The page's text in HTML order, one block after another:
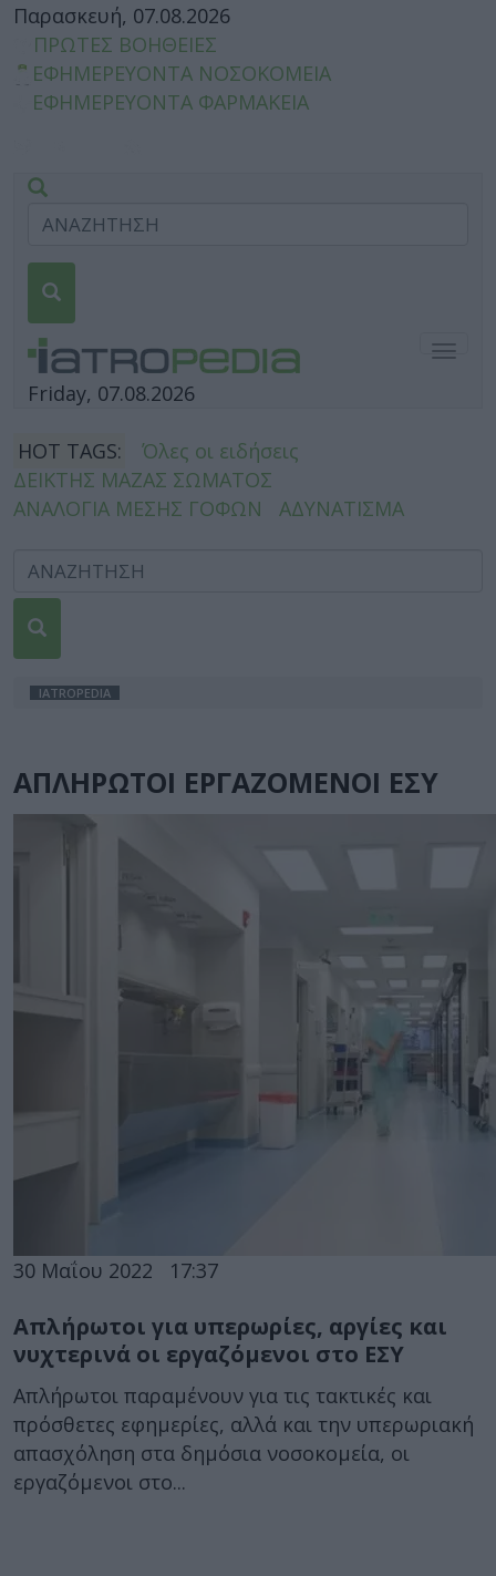
Παρασκευή, 07.08.2026
ΠΡΩΤΕΣ ΒΟΗΘΕΙΕΣ
ΕΦΗΜΕΡΕΥΟΝΤΑ ΝΟΣΟΚΟΜΕΙΑ
ΕΦΗΜΕΡΕΥΟΝΤΑ ΦΑΡΜΑΚΕΙΑ
Friday, 07.08.2026
HOT TAGS:
Όλες οι ειδήσεις
ΔΕΙΚΤΗΣ ΜΑΖΑΣ ΣΩΜΑΤΟΣ
ΑΝΑΛΟΓΙΑ ΜΕΣΗΣ ΓΟΦΩΝ
ΑΔΥΝΑΤΙΣΜΑ
IATROPEDIA
ΑΠΛΗΡΩΤΟΙ ΕΡΓΑΖΟΜΕΝΟΙ ΕΣΥ
30 Μαΐου 2022 17:37
Απλήρωτοι για υπερωρίες, αργίες και
νυχτερινά οι εργαζόμενοι στο ΕΣΥ
Απλήρωτοι παραμένουν για τις τακτικές και
πρόσθετες εφημερίες, αλλά και την υπερωριακή
απασχόληση στα δημόσια νοσοκομεία, οι
εργαζόμενοι στο...